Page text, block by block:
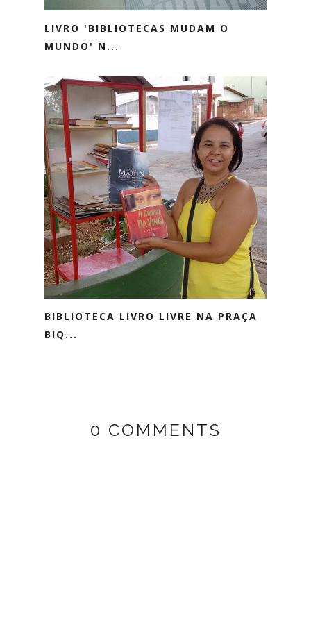
LIVRO 'BIBLIOTECAS MUDAM O
MUNDO' N...
BIBLIOTECA LIVRO LIVRE NA PRAÇA
BIQ...
0 COMMENTS